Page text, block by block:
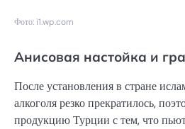
Фото: i1.wp.com
Анисовая настойка и
После установления в стране
алкоголя резко прекратилось,
продукцию Турции с тем, что